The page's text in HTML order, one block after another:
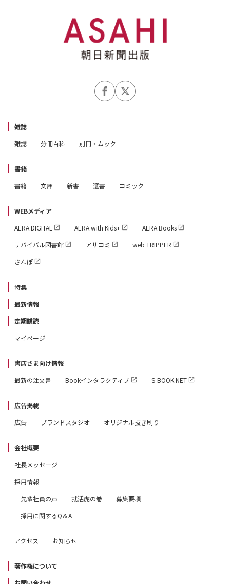
雑誌
雑誌
分冊百科 別冊・ムック
書籍
書籍
文庫 新書 選書 コミック
WEBメディア
AERA DIGITAL
AERA with Kids+
AERA Books
サバイバル図書館
アサコミ
web TRIPPER
さんぽ
特集
最新情報
定期購読
マイページ
書店さま向け情報
最新の注文書
Bookインタラクティブ S-BOOK.NET
広告掲載
広告
ブランドスタジオ オリジナル抜き刷り
会社概要
社長メッセージ
採用情報
先輩社員の声
就活虎の巻
募集要項
採用に関するQ＆A
アクセス お知らせ
著作権について